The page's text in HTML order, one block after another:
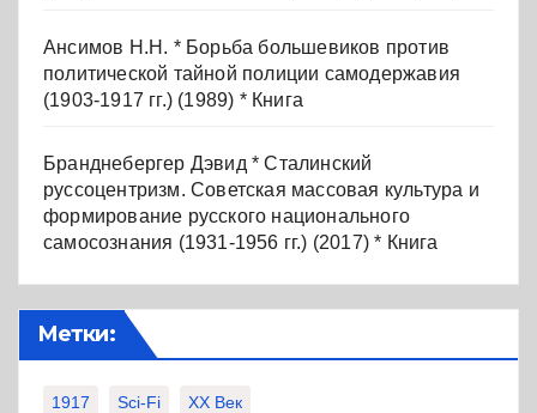
Ансимов Н.Н. * Борьба большевиков против
политической тайной полиции самодержавия
(1903-1917 гг.) (1989) * Книга
Бранднебергер Дэвид * Сталинский
руссоцентризм. Советская массовая культура и
формирование русского национального
самосознания (1931-1956 гг.) (2017) * Книга
Метки:
1917 Sci-Fi XX Век